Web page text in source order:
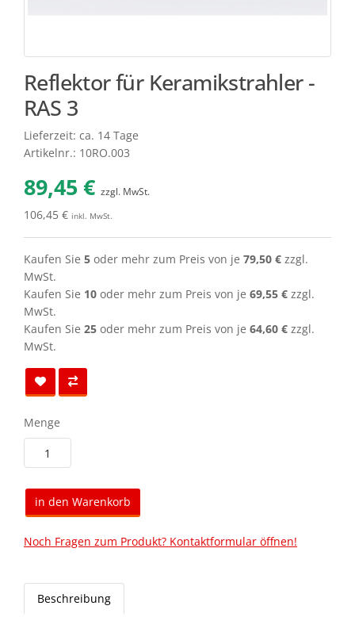
Reflektor für Keramikstrahler -
RAS 3
Lieferzeit: ca. 14 Tage
Artikelnr.: 10RO.003
89,45 € zzgl. MwSt.
106,45 € inkl. MwSt.
Kaufen Sie 5 oder mehr zum Preis von je 79,50 € zzgl.
MwSt.
Kaufen Sie 10 oder mehr zum Preis von je 69,55 € zzgl.
MwSt.
Kaufen Sie 25 oder mehr zum Preis von je 64,60 € zzgl.
MwSt.
Menge
in den Warenkorb
Noch Fragen zum Produkt? Kontaktformular öffnen!
Beschreibung